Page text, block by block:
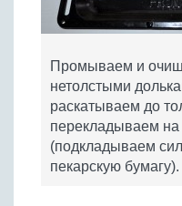
Промываем и
нетолстыми
раскатываем до
перекладываем на
(подкладываем
пекарскую бумагу).